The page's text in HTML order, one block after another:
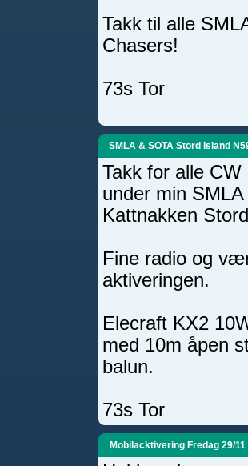
Takk til alle
Chasers!
73s Tor
SMLA & SOTA Stord Island
Takk for alle
under min
Kattnakken
Fine radio og
aktiveringen.
Elecraft KX2
med 10m åpen
balun.
73s Tor
Mobilacktivering Fredag 29/11